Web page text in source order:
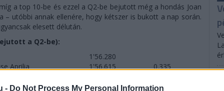
- Do Not Process My Personal Information
a top 10-be és ezzel a Q2-be bejutott még a hondás Joan
– utóbbi annak ellenére, hogy kétszer is bukott a nap során.
elesett délután.
a Q2-be):
1'56.280
Aprilia 1'56.615
0.335
1'56.780
0.500